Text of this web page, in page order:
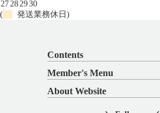
27 28 2930
(
発送業務休日)
Contents
Member's Menu
About Website